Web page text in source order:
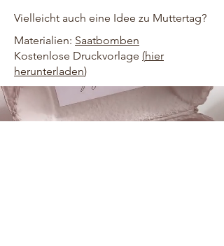
Vielleicht auch eine Idee zu Muttertag?
Materialien: Saatbomben
Kostenlose Druckvorlage (hier
herunterladen)